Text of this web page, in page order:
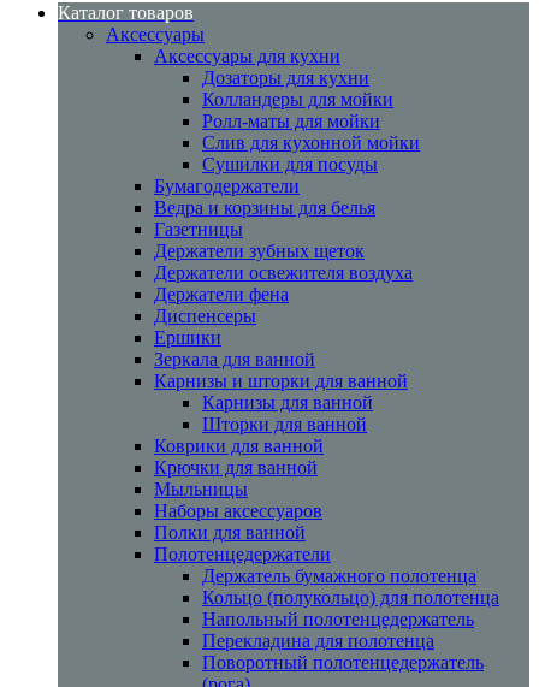
Каталог товаров
Аксессуары
Аксессуары для кухни
Дозаторы для кухни
Колландеры для мойки
Ролл-маты для мойки
Слив для кухонной мойки
Сушилки для посуды
Бумагодержатели
Ведра и корзины для белья
Газетницы
Держатели зубных щеток
Держатели освежителя воздуха
Держатели фена
Диспенсеры
Ершики
Зеркала для ванной
Карнизы и шторки для ванной
Карнизы для ванной
Шторки для ванной
Коврики для ванной
Крючки для ванной
Мыльницы
Наборы аксессуаров
Полки для ванной
Полотенцедержатели
Держатель бумажного полотенца
Кольцо (полукольцо) для полотенца
Напольный полотенцедержатель
Перекладина для полотенца
Поворотный полотенцедержатель